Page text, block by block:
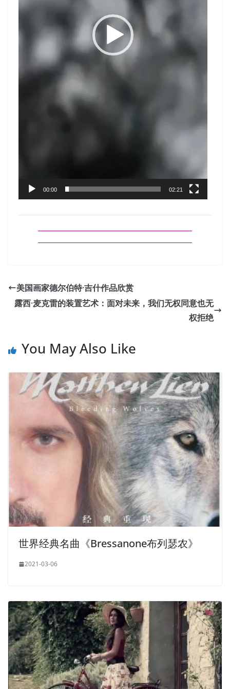
00:00 02:21
美国画家德尔伯特·吉什作品欣赏
露西·麦克雷的装置艺术：面对未来，我们无权同意也无
权拒绝
You May Also Like
世界经典名曲《Bressanone布列瑟农》
2021-03-06